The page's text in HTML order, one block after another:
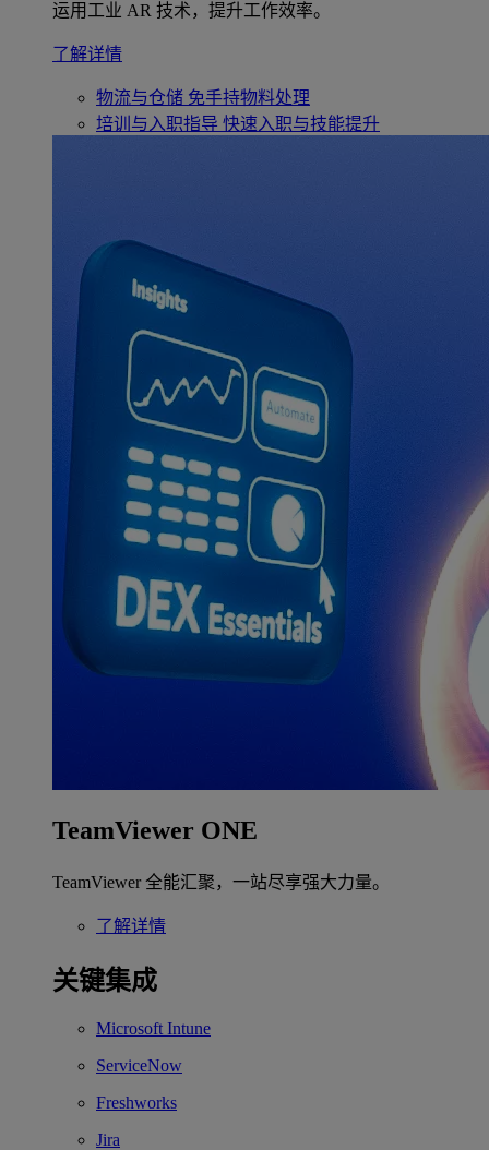
运用工业 AR 技术，提升工作效率。
了解详情
物流与仓储 免手持物料处理
培训与入职指导 快速入职与技能提升
TeamViewer ONE
TeamViewer 全能汇聚，一站尽享强大力量。
了解详情
关键集成
Microsoft Intune
ServiceNow
Freshworks
Jira